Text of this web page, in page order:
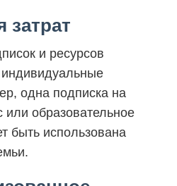
затрат
и ресурсов
индивидуальные
одна подписка на
или образовательное
быть использована